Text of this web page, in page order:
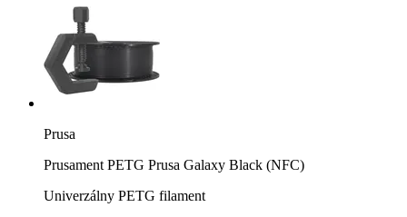
Prusa
Prusament PETG Prusa Galaxy Black (NFC)
Univerzálny PETG filament